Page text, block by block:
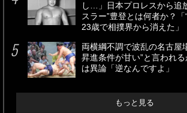
し…」日本プロレスから追
スラー”豊登とは何者か？「
23歳で相撲界から消えた」
両横綱不調で波乱の名古屋
昇進条件が甘い”と言われ
は異論「逆なんですよ」
もっと見る